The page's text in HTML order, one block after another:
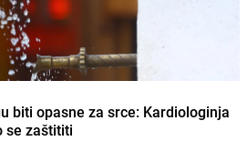
biti opasne za srce: Kardiologinja
se zaštititi